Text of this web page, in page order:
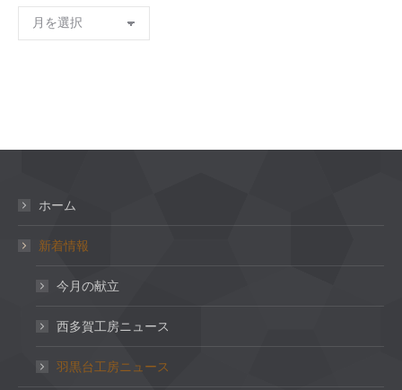
去
ス
ホーム
新着情報
今月の献立
西多賀工房ニュース
羽黒台工房ニュース